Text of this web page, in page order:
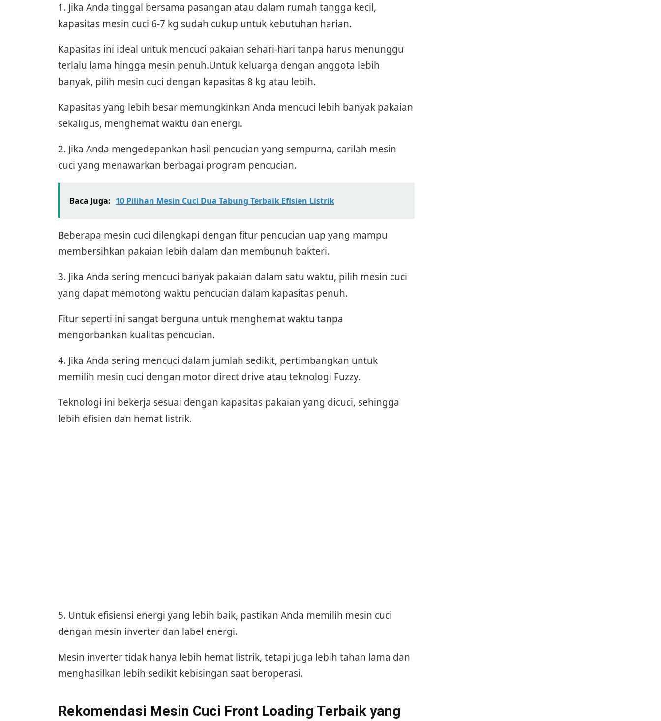
1. Jika Anda tinggal bersama pasangan atau dalam rumah tangga kecil,
kapasitas mesin cuci 6-7 kg sudah cukup untuk kebutuhan harian.
Kapasitas ini ideal untuk mencuci pakaian sehari-hari tanpa harus menunggu
terlalu lama hingga mesin penuh.Untuk keluarga dengan anggota lebih
banyak, pilih mesin cuci dengan kapasitas 8 kg atau lebih.
Kapasitas yang lebih besar memungkinkan Anda mencuci lebih banyak pakaian
sekaligus, menghemat waktu dan energi.
2. Jika Anda mengedepankan hasil pencucian yang sempurna, carilah mesin
cuci yang menawarkan berbagai program pencucian.
Baca Juga: 10 Pilihan Mesin Cuci Dua Tabung Terbaik Efisien Listrik
Beberapa mesin cuci dilengkapi dengan fitur pencucian uap yang mampu
membersihkan pakaian lebih dalam dan membunuh bakteri.
3. Jika Anda sering mencuci banyak pakaian dalam satu waktu, pilih mesin cuci
yang dapat memotong waktu pencucian dalam kapasitas penuh.
Fitur seperti ini sangat berguna untuk menghemat waktu tanpa
mengorbankan kualitas pencucian.
4. Jika Anda sering mencuci dalam jumlah sedikit, pertimbangkan untuk
memilih mesin cuci dengan motor direct drive atau teknologi Fuzzy.
Teknologi ini bekerja sesuai dengan kapasitas pakaian yang dicuci, sehingga
lebih efisien dan hemat listrik.
5. Untuk efisiensi energi yang lebih baik, pastikan Anda memilih mesin cuci
dengan mesin inverter dan label energi.
Mesin inverter tidak hanya lebih hemat listrik, tetapi juga lebih tahan lama dan
menghasilkan lebih sedikit kebisingan saat beroperasi.
Rekomendasi Mesin Cuci Front Loading Terbaik yang